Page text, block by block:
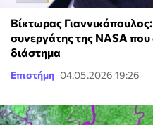
Βίκτωρας
συνεργάτης της NASA
διάστημα
Επιστήμη 04.05.2026 19:26